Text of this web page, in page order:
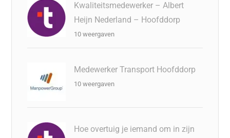
Kwaliteitsmedewerker – Albert
Heijn Nederland – Hoofddorp
10 weergaven
Medewerker Transport Hoofddorp
10 weergaven
Hoe overtuig je iemand om in zijn